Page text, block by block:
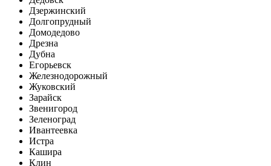
Дзержинский
Долгопрудный
Домодедово
Дрезна
Дубна
Егорьевск
Железнодорожный
Жуковский
Зарайск
Звенигород
Зеленоград
Ивантеевка
Истра
Кашира
Клин